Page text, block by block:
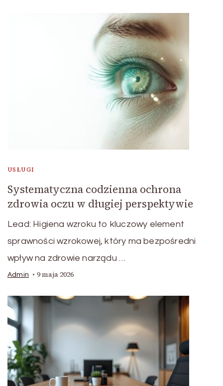
USŁUGI
Systematyczna codzienna ochrona
zdrowia oczu w długiej perspektywie
Lead: Higiena wzroku to kluczowy element
sprawności wzrokowej, który ma bezpośredni
wpływ na zdrowie narządu …
Admin 9 maja 2026